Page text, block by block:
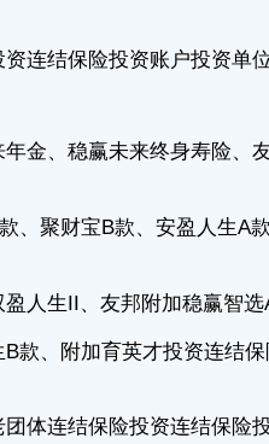
一生A款、
体、附加
价格公告
列示了每周
户投资单